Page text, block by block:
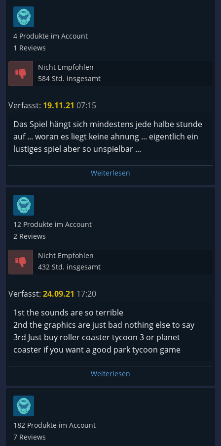
4 Produkte im Account
1 Reviews
Nicht Empfohlen
584 Std. insgesamt
Verfasst: 19.11.21 07:15
Das Spiel hängt sich mindestens jede halbe stunde
auf ... woran es liegt keine ahnung ... eigentlich ein
lustiges spiel aber so unspielbar ...
Weiterlesen
12 Produkte im Account
2 Reviews
Nicht Empfohlen
432 Std. insgesamt
Verfasst: 24.09.21 17:20
1st the sounds are so terrible
2nd the graphics are just bad nothing else to say
3rd Just buy roller coaster tycoon 3 or planet
coaster if you want a good park tycoon game
Weiterlesen
182 Produkte im Account
7 Reviews